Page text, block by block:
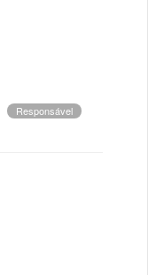
Responsável